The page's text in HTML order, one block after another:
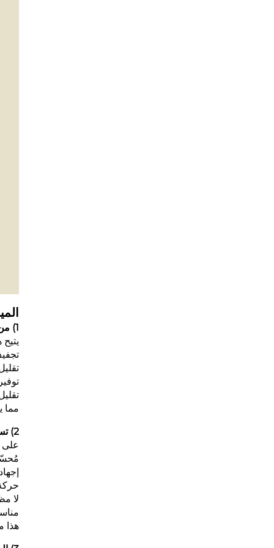
1) من الرطب إلى الجاف — تصفيف بخطوة واحدة
مما
2) تسوية تدفق هواء عالي السرعة (تقنية Core Air Straightener)
على
لا
هذا